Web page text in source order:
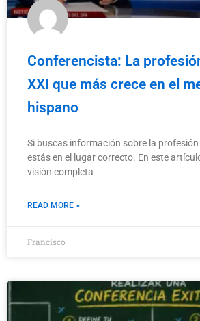
Conferencista: La
XXI que más crece en el
hispano
Si buscas información sobre la
estás en el lugar correcto. En este
visión completa
READ MORE »
Francisco